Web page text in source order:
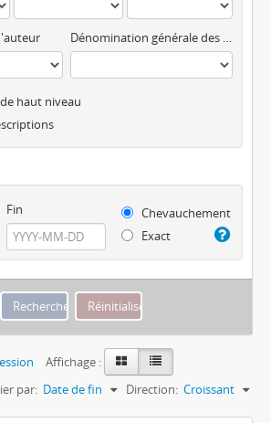
Dénomination générale des documents
haut niveau
Fin
Chevauchement
Exact
Affichage :
par: Date de fin Direction: Croissant